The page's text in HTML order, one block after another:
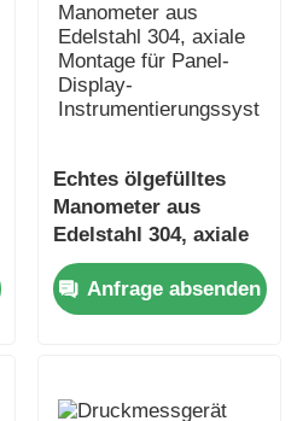
Echtes ölgefülltes
Manometer aus
Edelstahl 304, axiale
Montage für Panel-
Display-
Anfrage absenden